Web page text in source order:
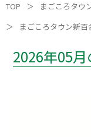
TOP ＞
まごころタウ
＞
まごころタウン新百
2026年05